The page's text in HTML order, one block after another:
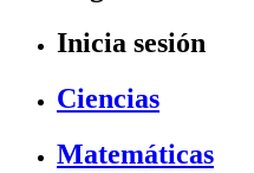
Inicia sesión
Ciencias
Matemáticas